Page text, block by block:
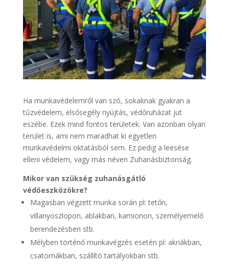
Ha munkavédelemről van szó, sokaknak gyakran a
tűzvédelem, elsősegély nyújtás, védőruházat jut
eszébe. Ezek mind fontos területek. Van azonban olyan
terület is, ami nem maradhat ki egyetlen
munkavédelmi oktatásból sem. Ez pedig a leesése
elleni védelem, vagy más néven Zuhanásbiztonság.
Mikor van szükség zuhanásgátló
védőeszközökre?
Magasban végzett munka során pl: tetőn,
villanyoszlopon, ablakban, kamionon, személyemelő
berendezésben stb.
Mélyben történő munkavégzés esetén pl: aknákban,
csatornákban, szállító tartályokban stb.